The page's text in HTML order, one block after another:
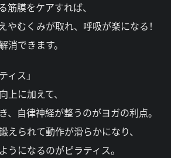
筋膜をケアすれば、
やむくみが取れ、呼吸が楽になる！
消できます。
ィス」
上に加えて、
、自律神経が整うのがヨガの利点。
えられて動作が滑らかになり、
うになるのがピラティス。